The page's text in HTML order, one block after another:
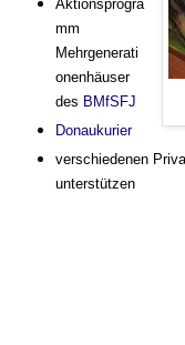
Aktionsprogra
mm
Mehrgenerati
onenhäuser
des BMfSFJ
Donaukurier
verschiedenen
unterstützen